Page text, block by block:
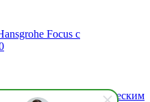
Focus с гигиеническим